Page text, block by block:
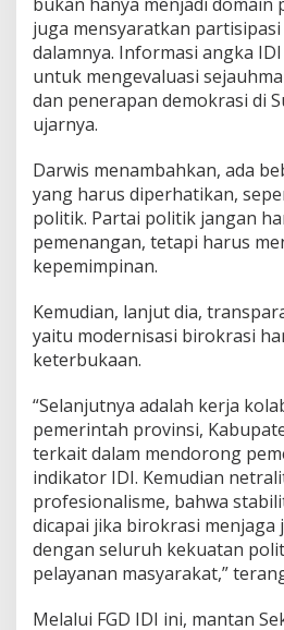
juga mensyaratkan
dalamnya. Informasi angka
untuk mengevaluasi
dan penerapan demokrasi di
ujarnya.
Darwis menambahkan, ada
yang harus diperhatikan,
politik. Partai politik jangan
pemenangan, tetapi harus
kepemimpinan.
Kemudian, lanjut dia,
yaitu modernisasi birokrasi
keterbukaan.
“Selanjutnya adalah kerja
pemerintah provinsi,
terkait dalam mendorong
indikator IDI. Kemudian
profesionalisme, bahwa
dicapai jika birokrasi menjaga
dengan seluruh kekuatan
pelayanan masyarakat,”
Melalui FGD IDI ini, mantan